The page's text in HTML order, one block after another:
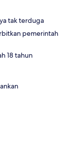
tak terduga
pemerintah
18 tahun